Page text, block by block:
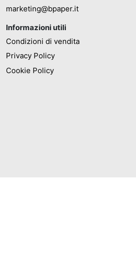
marketing@bpaper.it
Informazioni utili
Condizioni di vendita
Privacy Policy
Cookie Policy